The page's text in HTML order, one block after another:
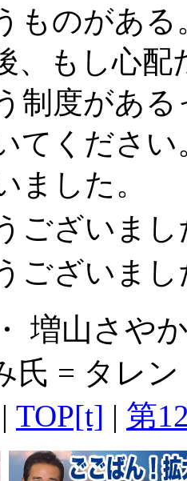
ものがある
、もし心
制度があ
てくださ
ました。
ございまし
ございまし
増山さや
氏 = タレ
| TOP[t] | 第